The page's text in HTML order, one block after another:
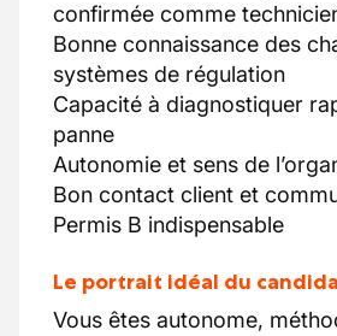
confirmée comme
Bonne connaissance des
systèmes de régulation
Capacité à diagnostiquer
panne
Autonomie et sens de
Bon contact client et
Permis B indispensable
Le portrait idéal du
Vous êtes autonome,